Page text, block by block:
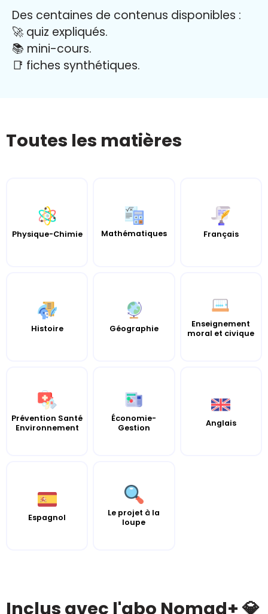
Des centaines de contenus disponibles :
🚀 quiz expliqués.
📚 mini-cours.
📑 fiches synthétiques.
Toutes les matières
Physique-Chimie Mathématiques Français
Histoire Géographie
Enseignement
moral et civique
Prévention Santé
Environnement
Économie-
Gestion
Anglais
Espagnol
Le projet à la
loupe
Inclus avec l'abo Nomad+ 💎